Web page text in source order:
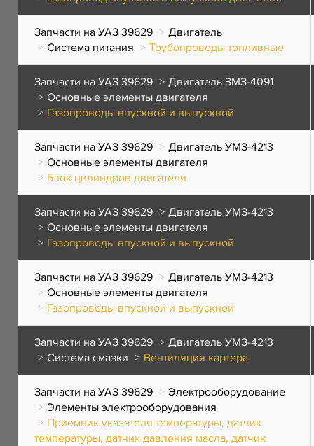
Запчасти на УАЗ 39629
Двигатель
Система питания
Трубопроводы топливные
Запчасти на УАЗ 39629
Двигатель ЗМЗ-4091
Основные элементы двигателя
Газопроводы впускной и выпускной
Запчасти на УАЗ 39629
Двигатель УМЗ-4213
Основные элементы двигателя
Блок цилиндров двигателя
Запчасти на УАЗ 39629
Двигатель УМЗ-4213
Основные элементы двигателя
Газопроводы впускной и выпускной
Запчасти на УАЗ 39629
Двигатель УМЗ-4213
Основные элементы двигателя
Газопроводы впускной и выпускной
Запчасти на УАЗ 39629
Двигатель УМЗ-4213
Система смазки
Вентиляция картера
Запчасти на УАЗ 39629
Электрооборудование
Элементы электрооборудования
Приемник указателя температуры, датчик
температуры, датчик давления масла, датчик